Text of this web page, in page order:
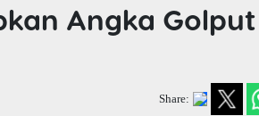
Angka Golput
Share: